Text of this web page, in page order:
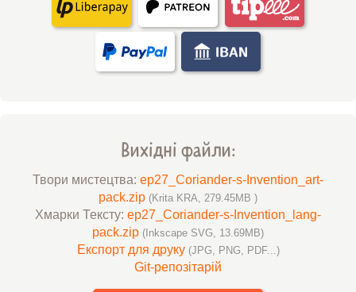
Вихідні файли:
Твори мистецтва: ep27_Coriander-s-Invention_art-
pack.zip (Krita KRA, 279.45MB )
Хмарки Тексту: ep27_Coriander-s-Invention_lang-
pack.zip (Inkscape SVG, 13.69MB)
Експорт для друку (JPG, PNG, PDF...)
Git-репозітарій